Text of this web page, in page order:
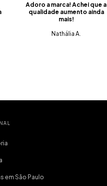
Adoro a marca! Achei que a
qualidade aumento ainda
mais!
Nathália A.
em São Paulo